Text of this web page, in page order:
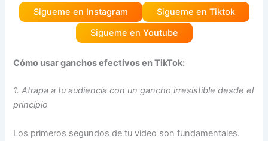
Sigueme en Instagram
Sigueme en Tiktok
Sigueme en Youtube
Cómo usar ganchos efectivos en TikTok:
1. Atrapa a tu audiencia con un gancho irresistible desde el
principio
Los primeros segundos de tu video son fundamentales.